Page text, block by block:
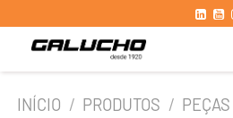
INÍCIO / PRODUTOS / PEÇAS